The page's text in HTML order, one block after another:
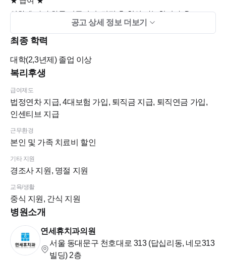
연차에 따라 차등 지급되며, 면접 후 협의 가능합니다 :D
★ 지원안내 ★
2. 제출서류 : 이력서(사진필수), 자기소개서
*이력서 접수 후 1-2일내로 연락이 가기 때문에 모르는 번호로
전화가 오면 꼭 받아주세요!
*기타 궁금하신 사항은 전화로 문의해 주세요. (tel. 02-2241-
9700)
공고 상세 정보 더보기
최종 학력
대학(2,3년제)졸업 이상
복리후생
급여제도
법정연차 지급, 4대보험 가입, 퇴직금 지급, 퇴직연금 가입,
인센티브 지급
근무환경
본인 및 가족 치료비 할인
기타 지원
경조사 지원, 명절 지원
교육/생활
중식 지원, 간식 지원
병원소개
연세휴치과의원
서울 동대문구 천호대로 313 (답십리동, 네모313
빌딩) 2층